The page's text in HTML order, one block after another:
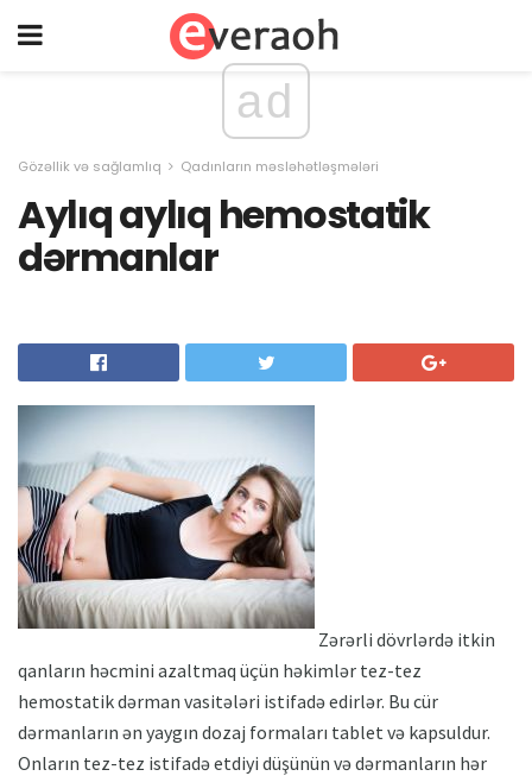
ad
Gözəllik və sağlamlıq Qadınların məsləhətləşmələri
Aylıq aylıq hemostatik
dərmanlar
Zərərli dövrlərdə itkin
qanların həcmini azaltmaq üçün həkimlər tez-tez
hemostatik dərman vasitələri istifadə edirlər. Bu cür
dərmanların ən yaygın dozaj formaları tablet və kapsuldur.
Onların tez-tez istifadə etdiyi düşünün və dərmanların hər